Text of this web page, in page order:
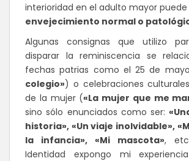
interioridad en el adulto mayor
envejecimiento normal o
Algunas consignas que utilizo
disparar la reminiscencia se
fechas patrias como el 25 de
colegio») o celebraciones
de la mujer («La mujer que me
sino sólo enunciados como ser:
historia», «Un viaje inolvidable»,
la infancia», «Mi mascota»,
Identidad expongo mi